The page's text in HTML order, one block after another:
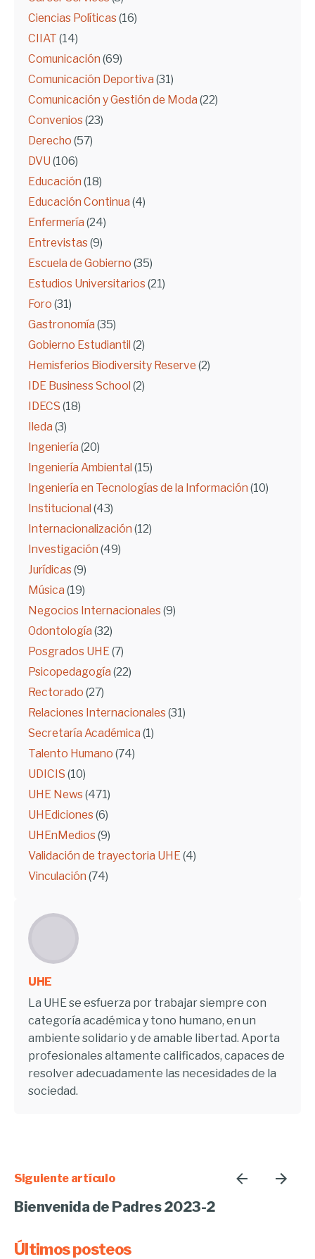
Ciencias Políticas (16)
CIIAT (14)
Comunicación (69)
Comunicación Deportiva (31)
Comunicación y Gestión de Moda (22)
Convenios (23)
Derecho (57)
DVU (106)
Educación (18)
Educación Continua (4)
Enfermería (24)
Entrevistas (9)
Escuela de Gobierno (35)
Estudios Universitarios (21)
Foro (31)
Gastronomía (35)
Gobierno Estudiantil (2)
Hemisferios Biodiversity Reserve (2)
IDE Business School (2)
IDECS (18)
Ileda (3)
Ingeniería (20)
Ingeniería Ambiental (15)
Ingeniería en Tecnologías de la Información (10)
Institucional (43)
Internacionalización (12)
Investigación (49)
Jurídicas (9)
Música (19)
Negocios Internacionales (9)
Odontología (32)
Posgrados UHE(7)
Psicopedagogía (22)
Rectorado (27)
Relaciones Internacionales (31)
Secretaría Académica (1)
Talento Humano (74)
UDICIS (10)
UHE News (471)
UHEdiciones (6)
UHEnMedios (9)
Validación de trayectoria UHE(4)
Vinculación (74)
UHE
La UHE se esfuerza por trabajar siempre con
categoría académica y tono humano, en un
ambiente solidario y de amable libertad. Aporta
profesionales altamente calificados, capaces de
resolver adecuadamente las necesidades de la
sociedad.
Siguiente artículo
Bienvenida de Padres 2023-2
Últimos posteos